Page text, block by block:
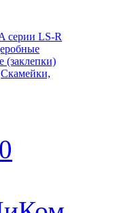
серии LS-R
(заклепки)
Скамейки,